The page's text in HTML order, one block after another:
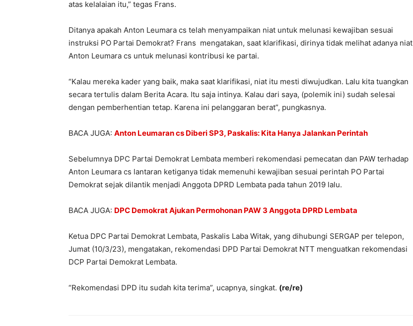
atas kelalaian itu,” tegas Frans.
Ditanya apakah Anton Leumara cs telah menyampaikan niat untuk melunasi kewajiban sesuai
instruksi PO Partai Demokrat? Frans mengatakan, saat klarifikasi, dirinya tidak melihat adanya niat
Anton Leumara cs untuk melunasi kontribusi ke partai.
“Kalau mereka kader yang baik, maka saat klarifikasi, niat itu mesti diwujudkan. Lalu kita tuangkan
secara tertulis dalam Berita Acara. Itu saja intinya. Kalau dari saya, (polemik ini) sudah selesai
dengan pemberhentian tetap. Karena ini pelanggaran berat”, pungkasnya.
BACA JUGA: Anton Leumaran cs Diberi SP3, Paskalis: Kita Hanya Jalankan Perintah
Sebelumnya DPC Partai Demokrat Lembata memberi rekomendasi pemecatan dan PAW terhadap
Anton Leumara cs lantaran ketiganya tidak memenuhi kewajiban sesuai perintah PO Partai
Demokrat sejak dilantik menjadi Anggota DPRD Lembata pada tahun 2019 lalu.
BACA JUGA: DPC Demokrat Ajukan Permohonan PAW 3 Anggota DPRD Lembata
Ketua DPC Partai Demokrat Lembata, Paskalis Laba Witak, yang dihubungi SERGAP per telepon,
Jumat (10/3/23), mengatakan, rekomendasi DPD Partai Demokrat NTT menguatkan rekomendasi
DCP Partai Demokrat Lembata.
“Rekomendasi DPD itu sudah kita terima”, ucapnya, singkat. (re/re)